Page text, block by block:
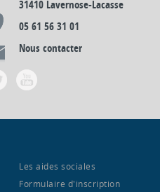
31410 Lavernose-Lacasse
05 61 56 31 01
Nous contacter
Les aides sociales
Formulaire d'inscription